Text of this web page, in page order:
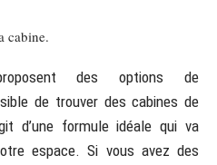
cabine.
des options de
de trouver des cabines de
d’une formule idéale qui va
espace. Si vous avez des